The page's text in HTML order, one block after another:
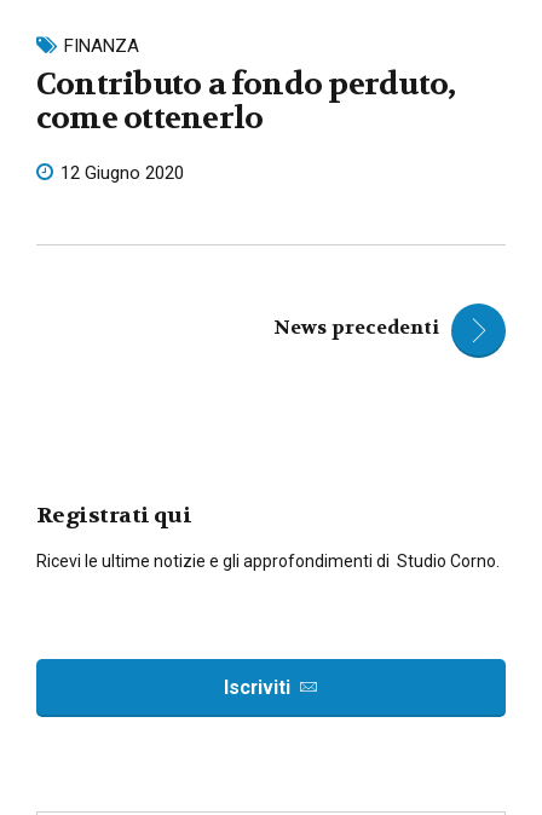
FINANZA
Contributo a fondo perduto,
come ottenerlo
12 Giugno 2020
News precedenti
Registrati qui
Ricevi le ultime notizie e gli approfondimenti di Studio Corno.
Iscriviti